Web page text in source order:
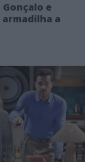
Gonçalo e
a